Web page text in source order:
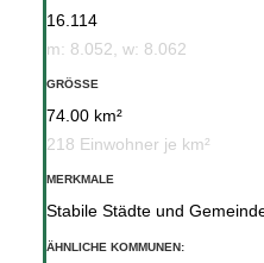
16.114
m: 8.052, w: 8.062
GRÖSSE
74.00 km²
218 Einwohner je km²
MERKMALE
Stabile Städte und
ÄHNLICHE KOMMUNEN: